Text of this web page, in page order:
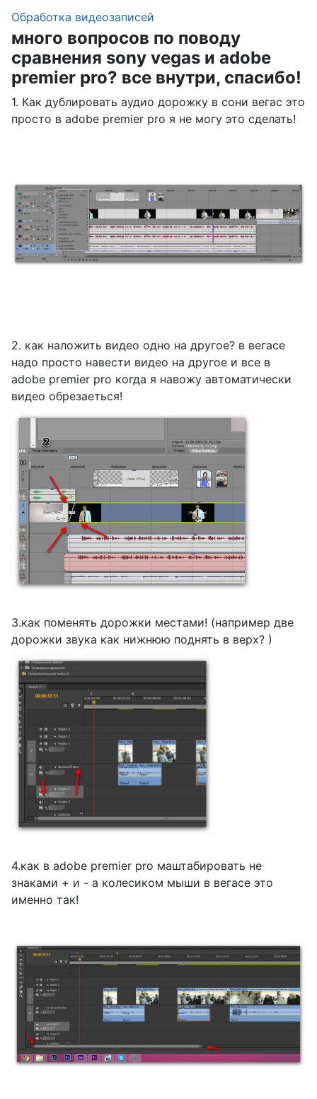
Обработка видеозаписей
много вопросов по поводу
сравнения sony vegas и adobe
premier pro? все внутри, спасибо!
1. Как дублировать аудио дорожку в сони вегас это
просто в adobe premier pro я не могу это сделать!
2. как наложить видео одно на другое? в вегасе
надо просто навести видео на другое и все в
adobe premier pro когда я навожу автоматически
видео обрезаеться!
3.как поменять дорожки местами! (например две
дорожки звука как нижнюю поднять в верх? )
4.как в adobe premier pro маштабировать не
знаками + и - а колесиком мыши в вегасе это
именно так!